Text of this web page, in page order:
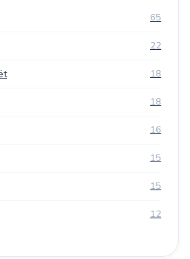
65
22
18
18
16
15
15
12